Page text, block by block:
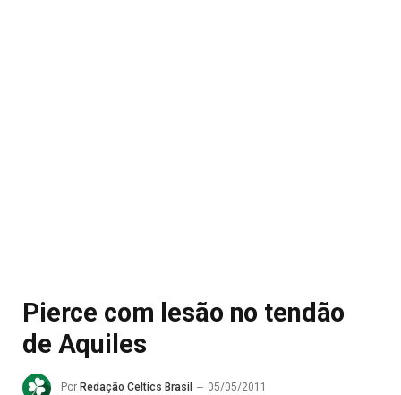
Pierce com lesão no tendão
de Aquiles
Por Redação Celtics Brasil
05/05/2011